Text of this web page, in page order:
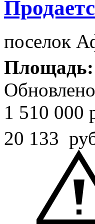
поселок
1 510 000
20 133